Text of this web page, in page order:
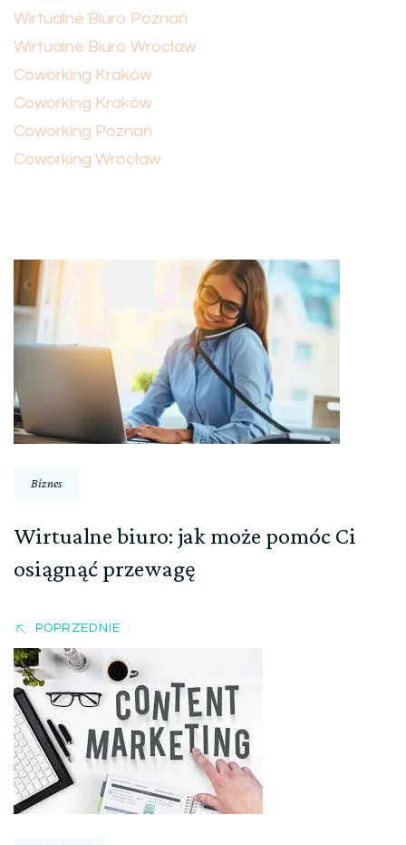
Wirtualne Biuro Poznań
Wirtualne Biuro Wrocław
Coworking Kraków
Coworking Kraków
Coworking Poznań
Coworking Wrocław
Nawigacja
wpisu
Biznes
Wirtualne biuro: jak może pomóc Ci
osiągnąć przewagę
POPRZEDNIE